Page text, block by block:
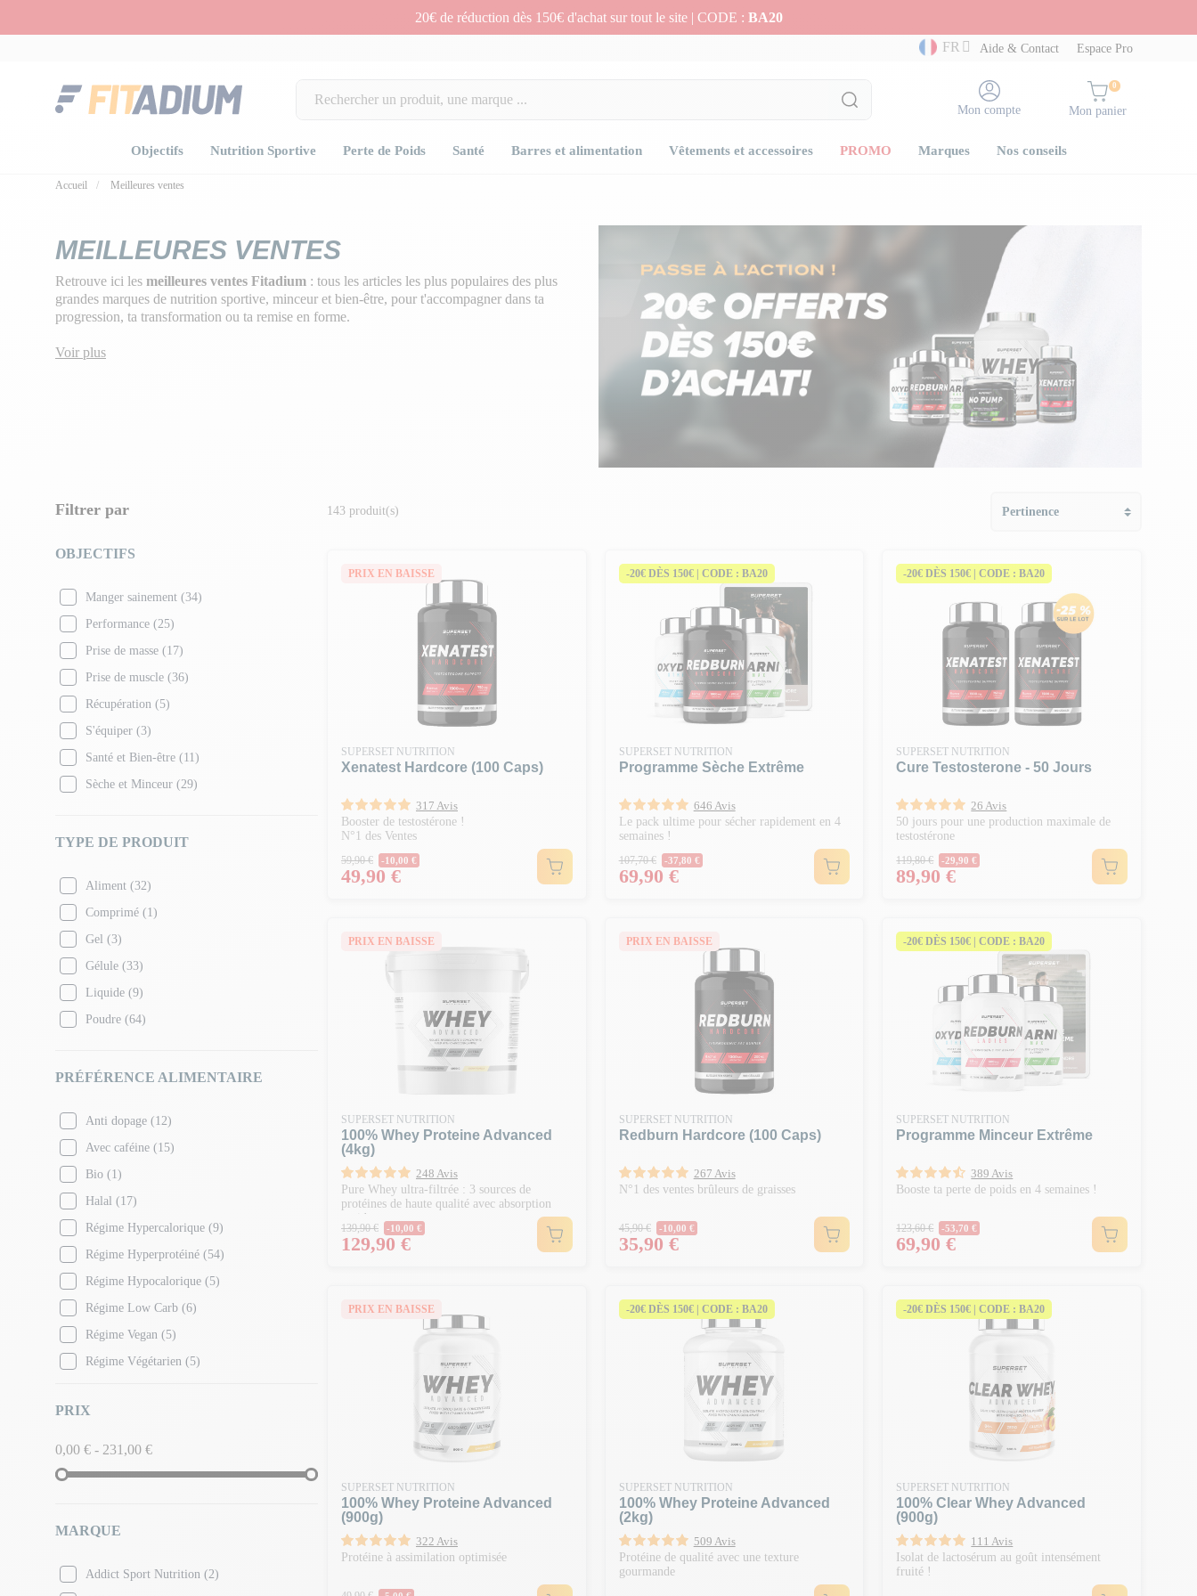
20€ de réduction dès 150€ d'achat sur tout le site | CODE : BA20
FR
Aide & Contact Espace Pro
Mon compte
0
Mon panier
Objectifs Nutrition Sportive Perte de Poids Santé Barres et alimentation Vêtements et accessoires PROMO Marques Nos conseils
Accueil Meilleures ventes
MEILLEURES VENTES
Retrouve ici les meilleures ventes Fitadium : tous les articles les plus populaires des plus
grandes marques de nutrition sportive, minceur et bien-être, pour t'accompagner dans ta
progression, ta transformation ou ta remise en forme.
Voir plus
Filtrer par
OBJECTIFS
Manger sainement (34)
Performance (25)
Prise de masse (17)
Prise de muscle (36)
Récupération (5)
S'équiper (3)
Santé et Bien-être (11)
Sèche et Minceur (29)
TYPE DE PRODUIT
Aliment (32)
Comprimé (1)
Gel (3)
Gélule (33)
Liquide (9)
Poudre (64)
PRÉFÉRENCE ALIMENTAIRE
Anti dopage (12)
Avec caféine (15)
Bio (1)
Halal (17)
Régime Hypercalorique (9)
Régime Hyperprotéiné (54)
Régime Hypocalorique (5)
Régime Low Carb (6)
Régime Vegan (5)
Régime Végétarien (5)
Sans caféine
Sans sucre ajouté(36)
PRIX
0,00 € - 231,00 €
MARQUE
Addict Sport Nutrition (2)
143 produit(s)
PRIX EN BAISSE
SUPERSET NUTRITION
Xenatest Hardcore (100 Caps)
317 Avis
Booster de testostérone !
N°1 des Ventes
Prix Normal
59,90 € -10,00 €
Prix
49,90 €
-20€ DÈS 150€ | CODE : BA20
SUPERSET NUTRITION
Programme Sèche Extrême
646 Avis
Le pack ultime pour sécher rapidement en 4
semaines !
Prix Normal
107,70 € -37,80 €
Prix
69,90 €
-20€ DÈS 150€ | CODE : BA20
SUPERSET NUTRITION
Cure Testosterone - 50 Jours
26 Avis
50 jours pour une production maximale de
testostérone
Prix Normal
119,80 € -29,90 €
Prix
89,90 €
PRIX EN BAISSE
SUPERSET NUTRITION
100% Whey Proteine Advanced
(4kg)
248 Avis
Pure Whey ultra-filtrée : 3 sources de
protéines de haute qualité avec absorption
rapide
Prix Normal
139,90 € -10,00 €
Prix
129,90 €
PRIX EN BAISSE
SUPERSET NUTRITION
Redburn Hardcore (100 Caps)
267 Avis
N°1 des ventes brûleurs de graisses
Prix Normal
45,90 € -10,00 €
Prix
35,90 €
-20€ DÈS 150€ | CODE : BA20
SUPERSET NUTRITION
Programme Minceur Extrême
389 Avis
Booste ta perte de poids en 4 semaines !
Prix Normal
123,60 € -53,70 €
Prix
69,90 €
PRIX EN BAISSE
SUPERSET NUTRITION
100% Whey Proteine Advanced
(900g)
322 Avis
Protéine à assimilation optimisée
-20€ DÈS 150€ | CODE : BA20
SUPERSET NUTRITION
100% Whey Proteine Advanced
(2kg)
509 Avis
Protéine de qualité avec une texture
gourmande
-20€ DÈS 150€ | CODE : BA20
SUPERSET NUTRITION
100% Clear Whey Advanced
(900g)
111 Avis
Isolat de lactosérum au goût intensément
fruité !